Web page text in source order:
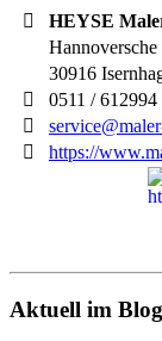
HEYSE
Hannoversche
30916
0511 / 612994
https://
Aktuell im Blog